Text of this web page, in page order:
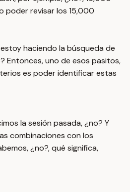
poder revisar los 15,000
haciendo la búsqueda de
Entonces, uno de esos pasitos,
es poder identificar estas
la sesión pasada, ¿no? Y
combinaciones con los
¿no?, qué significa,